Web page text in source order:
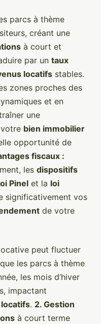
parcs à thème
créant une
à court et
par un taux
locatifs stables.
zones proches des
et en
une
bien immobilier
opportunité de
fiscaux :
les dispositifs
Pinel et la loi
significativement vos
de votre
peut fluctuer
les parcs à thème
les mois d’hiver
impactant
. 2. Gestion
à court terme